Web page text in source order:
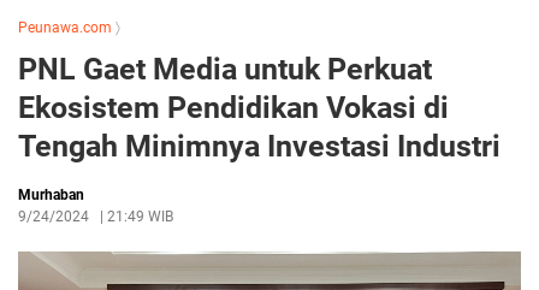
Peunawa.com 〉
PNL Gaet Media untuk Perkuat
Ekosistem Pendidikan Vokasi di
Tengah Minimnya Investasi Industri
Murhaban
9/24/2024
21:49 WIB